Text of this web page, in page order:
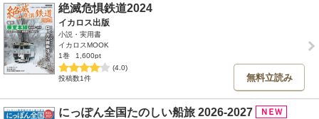
絶滅危惧鉄道2024
イカロス出版
小説・実用書
イカロスMOOK
1巻
1,600pt
(4.0)
投稿数1件
無料立読み
にっぽん全国たのしい船旅 2026-2027